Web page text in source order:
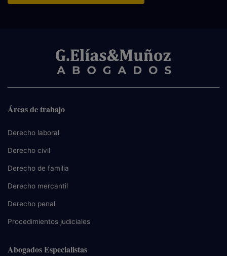
Áreas de trabajo
Derecho laboral
Derecho civil
Derecho de familia
Derecho mercantil
Derecho penal
Procedimientos judiciales
Abogados Especialistas